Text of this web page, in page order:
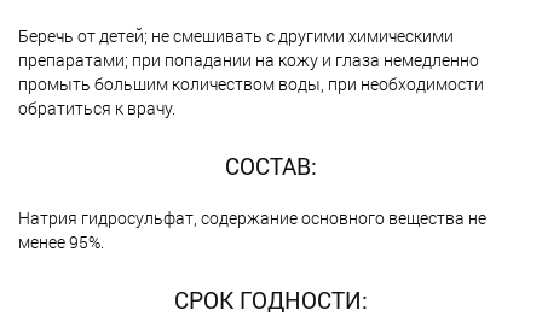
Беречь от детей; не смешивать с другими химическими
препаратами; при попадании на кожу и глаза немедленно
промыть большим количеством воды, при необходимости
обратиться к врачу.
СОСТАВ:
Натрия гидросульфат, содержание основного вещества не
менее 95%.
СРОК ГОДНОСТИ: